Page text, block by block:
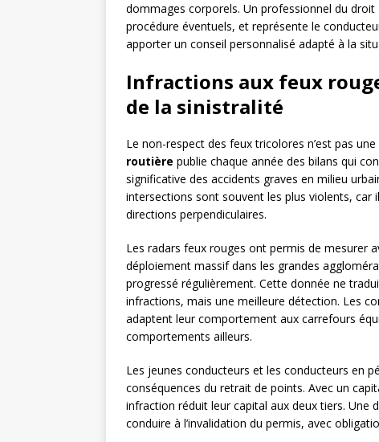
dommages corporels. Un professionnel du
procédure éventuels, et représente le
apporter un conseil personnalisé adapté à la
Infractions aux feux
de la sinistralité
Le non-respect des feux tricolores n’est pas
routière publie chaque année des bilans qui
significative des accidents graves en milieu
intersections sont souvent les plus violents, car
directions perpendiculaires.
Les radars feux rouges ont permis de mesurer
déploiement massif dans les grandes
progressé régulièrement. Cette donnée ne
infractions, mais une meilleure détection. Les
adaptent leur comportement aux carrefours
comportements ailleurs.
Les jeunes conducteurs et les conducteurs en
conséquences du retrait de points. Avec un
infraction réduit leur capital aux deux tiers. Une
conduire à l’invalidation du permis, avec